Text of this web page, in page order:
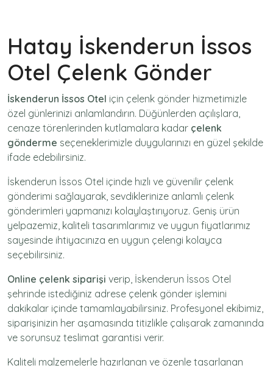
Hatay İskenderun İssos
Otel Çelenk Gönder
İskenderun İssos Otel için çelenk gönder hizmetimizle
özel günlerinizi anlamlandırın. Düğünlerden açılışlara,
cenaze törenlerinden kutlamalara kadar çelenk
gönderme seçeneklerimizle duygularınızı en güzel şekilde
ifade edebilirsiniz.
İskenderun İssos Otel içinde hızlı ve güvenilir çelenk
gönderimi sağlayarak, sevdiklerinize anlamlı çelenk
gönderimleri yapmanızı kolaylaştırıyoruz. Geniş ürün
yelpazemiz, kaliteli tasarımlarımız ve uygun fiyatlarımız
sayesinde ihtiyacınıza en uygun çelengi kolayca
seçebilirsiniz.
Online çelenk siparişi verip, İskenderun İssos Otel
şehrinde istediğiniz adrese çelenk gönder işlemini
dakikalar içinde tamamlayabilirsiniz. Profesyonel ekibimiz,
siparişinizin her aşamasında titizlikle çalışarak zamanında
ve sorunsuz teslimat garantisi verir.
Kaliteli malzemelerle hazırlanan ve özenle tasarlanan